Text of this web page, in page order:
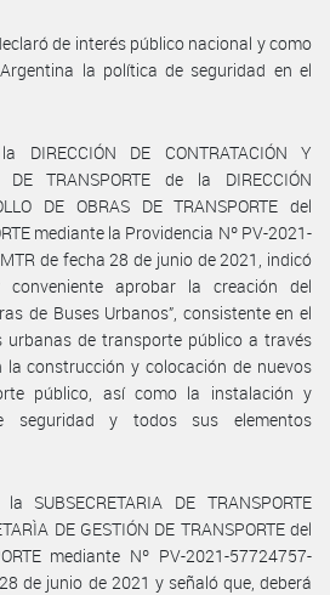
de interés público nacional y como
la política de seguridad en el
DE CONTRATACIÓN Y
DE TRANSPORTE de la DIRECCIÓN
DE OBRAS DE TRANSPORTE del
mediante la Providencia Nº PV-2021-
de fecha 28 de junio de 2021, indicó
aprobar la creación del
de Buses Urbanos”, consistente en el
urbanas de transporte público a través
construcción y colocación de nuevos
público, así como la instalación y
seguridad y todos sus elementos
SUBSECRETARIA DE TRANSPORTE
DE GESTIÓN DE TRANSPORTE del
mediante Nº PV-2021-57724757-
de junio de 2021 y señaló que, deberá